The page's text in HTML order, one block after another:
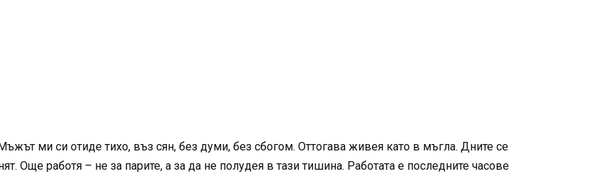
ми си отиде тихо, въз сян, без думи, без сбогом. Оттогава живея като в мъгла. Дните се
Още работя – не за парите, а за да не полудея в тази тишина. Работата е последните часове